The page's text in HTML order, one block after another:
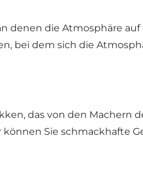
denen die Atmosphäre
bei dem sich die
das von den Machern
Sie schmackhafte